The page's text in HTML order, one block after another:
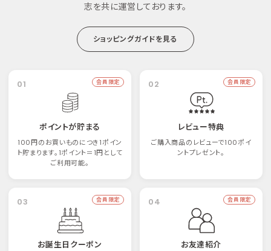
志を共に運営しております。
ショッピングガイドを見る
01 会員限定
ポイントが貯まる
100円のお買いものにつき1ポイン
ト貯まります。1ポイント＝1円として
ご利用可能。
02 会員限定
レビュー特典
ご購入商品のレビューで100ポイ
ントプレゼント。
03 会員限定
お誕生日クーポン
04 会員限定
お友達紹介